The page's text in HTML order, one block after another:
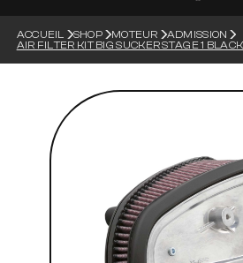
ACCUEIL SHOP MOTEUR
ADMISSION
AIR FILTER KIT BIG SUCKER STAGE 1 BLACK